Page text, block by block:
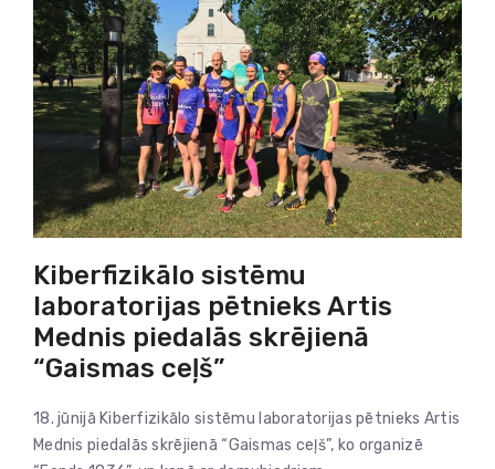
Kiberfizikālo sistēmu
laboratorijas pētnieks Artis
Mednis piedalās skrējienā
“Gaismas ceļš”
18. jūnijā Kiberfizikālo sistēmu laboratorijas pētnieks Artis
Mednis piedalās skrējienā “Gaismas ceļš”, ko organizē